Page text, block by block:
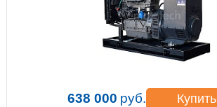
638 000 руб. Купить